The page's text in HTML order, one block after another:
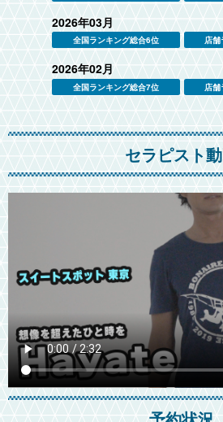
2026年03月
全国ランキング総合6位 店
2026年02月
全国ランキング総合7位 店
セラピスト